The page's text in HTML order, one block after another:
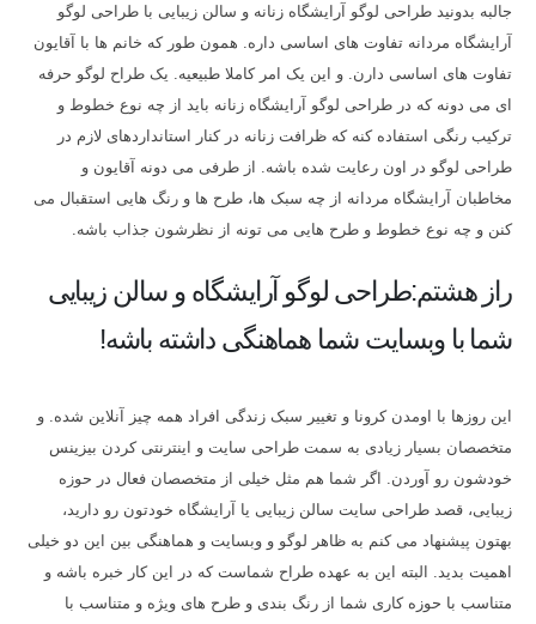
جالبه بدونید طراحی لوگو آرایشگاه زنانه و سالن زیبایی با طراحی لوگو
آرایشگاه مردانه تفاوت های اساسی داره. همون طور که خانم ها با آقایون
تفاوت های اساسی دارن. و این یک امر کاملا طبیعیه. یک طراح لوگو حرفه
ای می دونه که در طراحی لوگو آرایشگاه زنانه باید از چه نوع خطوط و
ترکیب رنگی استفاده کنه که ظرافت زنانه در کنار استانداردهای لازم در
طراحی لوگو در اون رعایت شده باشه. از طرفی می دونه آقایون و
مخاطبان آرایشگاه مردانه از چه سبک ها، طرح ها و رنگ هایی استقبال می
کنن و چه نوع خطوط و طرح هایی می تونه از نظرشون جذاب باشه.
راز هشتم:طراحی لوگو آرایشگاه و سالن زیبایی
شما با وبسایت شما هماهنگی داشته باشه!
این روزها با اومدن کرونا و تغییر سبک زندگی افراد همه چیز آنلاین شده. و
متخصصان بسیار زیادی به سمت طراحی سایت و اینترنتی کردن بیزینس
خودشون رو آوردن. اگر شما هم مثل خیلی از متخصصان فعال در حوزه
زیبایی، قصد طراحی سایت سالن زیبایی یا آرایشگاه خودتون رو دارید،
بهتون پیشنهاد می کنم به ظاهر لوگو و وبسایت و هماهنگی بین این دو خیلی
اهمیت بدید. البته این به عهده طراح شماست که در این کار خبره باشه و
متناسب با حوزه کاری شما از رنگ بندی و طرح های ویژه و متناسب با